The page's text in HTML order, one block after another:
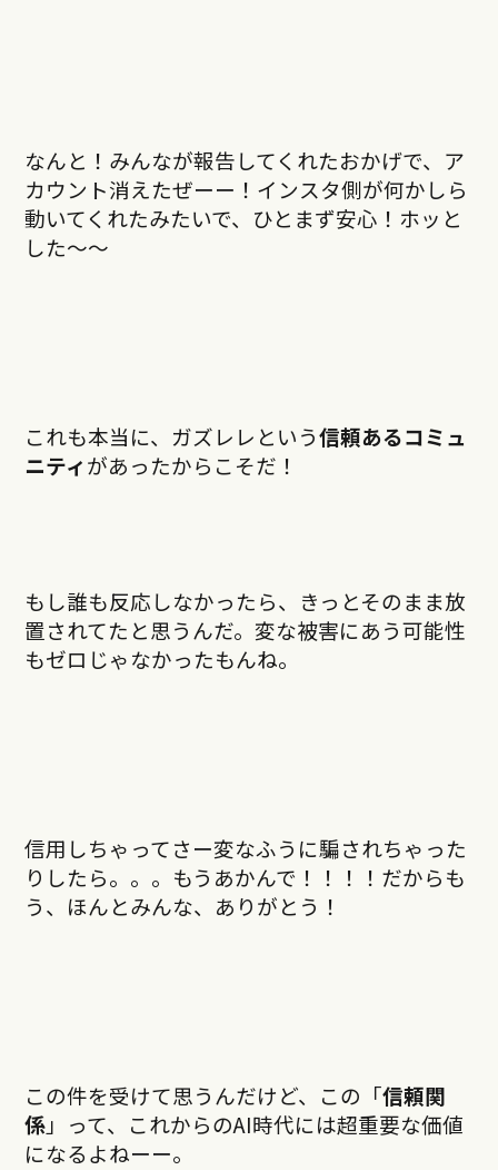
なんと！みんなが報告してくれたおかげで、ア
カウント消えたぜーー！インスタ側が何かしら
動いてくれたみたいで、ひとまず安心！ホッと
した〜〜
これも本当に、ガズレレという信頼あるコミュ
ニティがあったからこそだ！
もし誰も反応しなかったら、きっとそのまま放
置されてたと思うんだ。変な被害にあう可能性
もゼロじゃなかったもんね。
信用しちゃってさー変なふうに騙されちゃった
りしたら。。。もうあかんで！！！！だからも
う、ほんとみんな、ありがとう！
この件を受けて思うんだけど、この「信頼関
係」って、これからのAI時代には超重要な価値
になるよねーー。